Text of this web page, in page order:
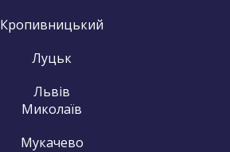
Кропивницький
Луцьк
Львів
Миколаїв
Мукачево